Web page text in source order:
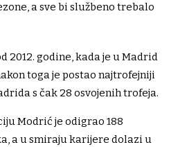
a sve bi službeno trebalo
2012. godine, kada je u Madrid
toga je postao najtrofejniji
s čak 28 osvojenih trofeja.
Modrić je odigrao 188
a u smiraju karijere dolazi u